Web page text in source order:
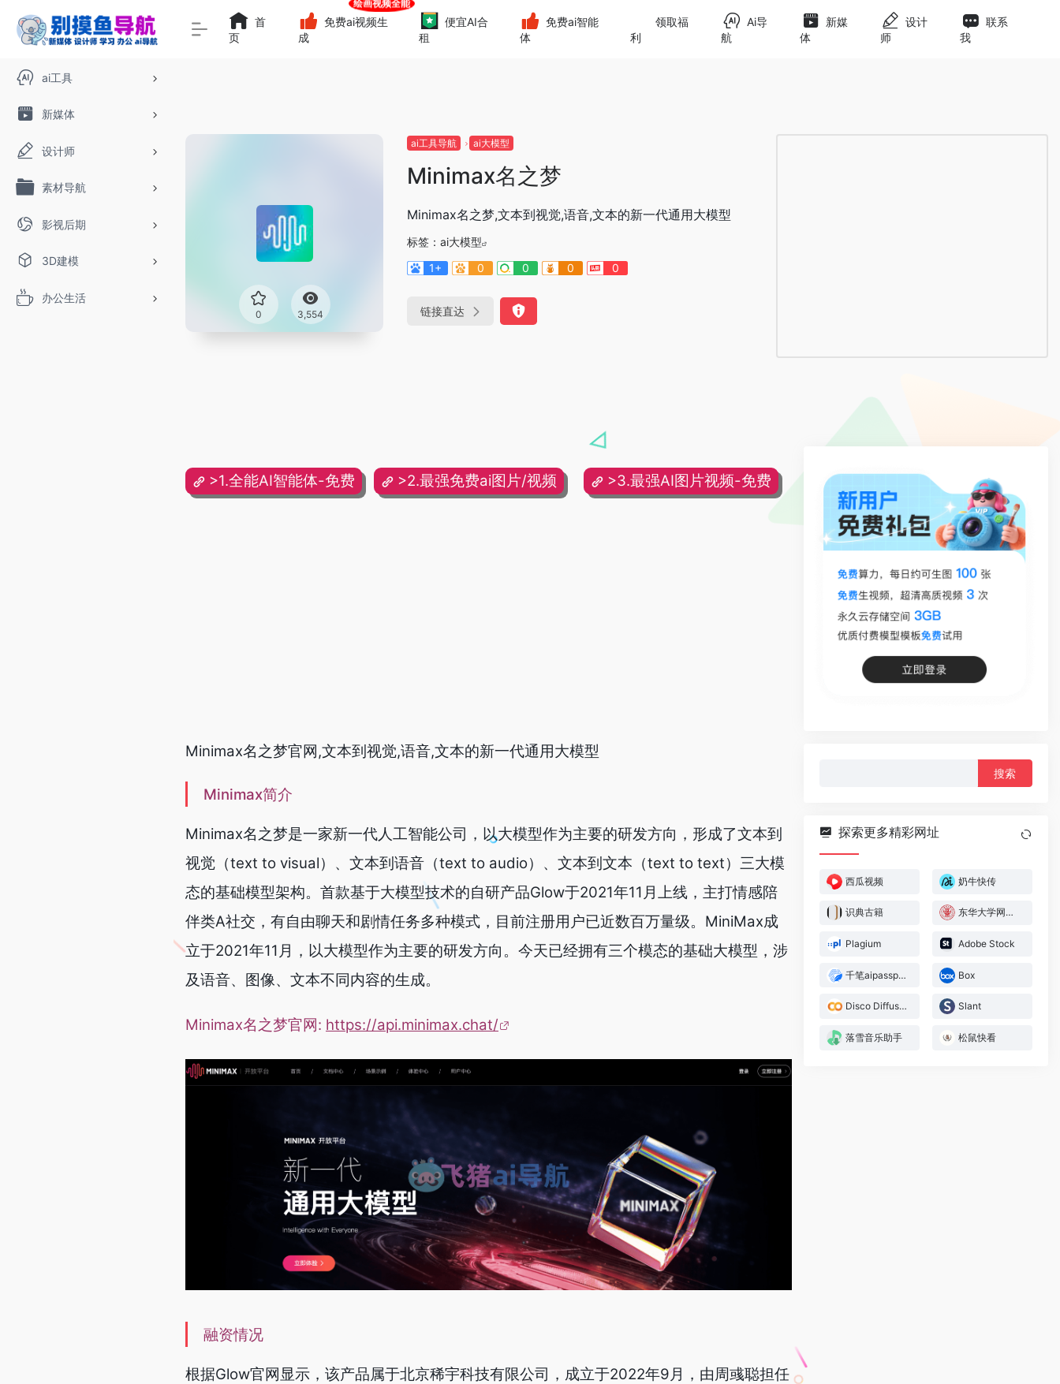
ai工具
新媒体
设计师
素材导航
影视后期
3D建模
办公生活
首
页
免费ai视频生
成
便宜AI合
租
免费ai智能
体
领取福
利
Ai导
航
新媒
体
设计
师
联系
我
0 3,554
ai工具导航 ai大模型
Minimax名之梦
Minimax名之梦,文本到视觉,语音,文本的新一代通用大模型
标签： ai大模型
1+
0 0 0 0
链接直达
>1.全能AI智能体-免费 >2.最强免费ai图片/视频 >3.最强AI图片视频-免费
Minimax名之梦官网,文本到视觉,语音,文本的新一代通用大模型
Minimax简介
Minimax名之梦是一家新一代人工智能公司，以大模型作为主要的研发方向，形成了文本到
视觉（text to visual）、文本到语音（text to audio）、文本到文本（text to text）三大模
态的基础模型架构。首款基于大模型技术的自研产品Glow于2021年11月上线，主打情感陪
伴类A社交，有自由聊天和剧情任务多种模式，目前注册用户已近数百万量级。MiniMax成
立于2021年11月，以大模型作为主要的研发方向。今天已经拥有三个模态的基础大模型，涉
及语音、图像、文本不同内容的生成。
Minimax名之梦官网: https://api.minimax.chat/
融资情况
根据Glow官网显示，该产品属于北京稀宇科技有限公司，成立于2022年9月，由周彧聪担任
探索更多精彩网址
西瓜视频 奶牛快传
识典古籍 东华大学网上服务大厅
Plagium Adobe Stock
千笔aipasspaper Box
Disco Diffusion Slant
落雪音乐助手 松鼠快看